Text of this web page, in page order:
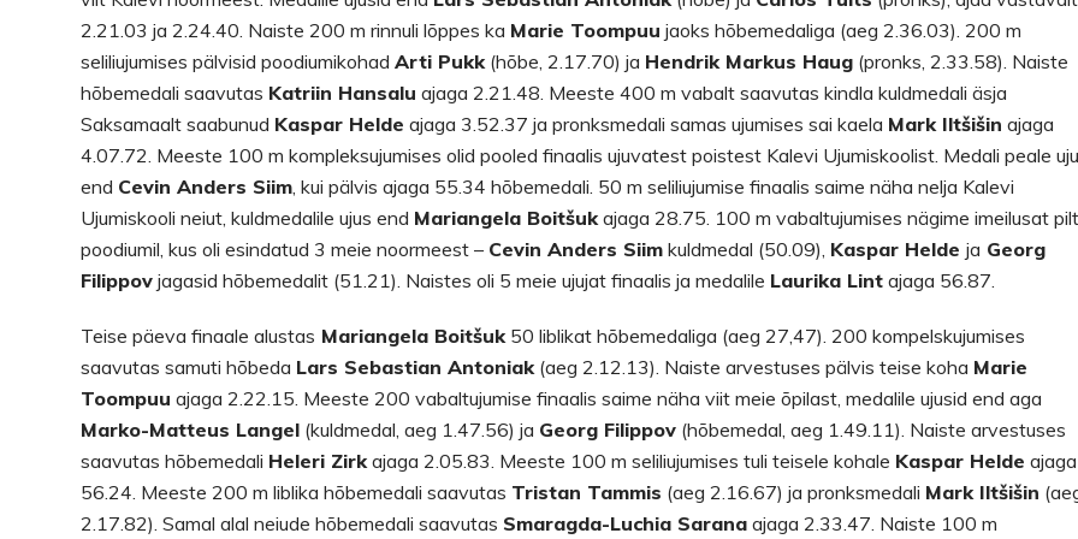
2.21.03 ja 2.24.40. Naiste 200 m rinnuli lõppes ka Marie Toompuu jaoks hõbemedaliga (aeg 2.36.03). 200 m
seliliujumises pälvisid poodiumikohadArti Pukk (hõbe, 2.17.70) ja Hendrik Markus Haug (pronks, 2.33.58). Naiste
hõbemedali saavutas Katriin Hansalu ajaga 2.21.48. Meeste 400 m vabalt saavutas kindla kuldmedali äsja
Saksamaalt saabunud Kaspar Helde ajaga 3.52.37 ja pronksmedali samas ujumises sai kaela Mark Iltšišin ajaga
4.07.72. Meeste 100 m kompleksujumises olid pooled finaalis ujuvatest poistest Kalevi Ujumiskoolist. Medali peale
end Cevin Anders Siim , kui pälvis ajaga 55.34 hõbemedali. 50 m seliliujumise finaalis saime näha nelja Kalevi
Ujumiskooli neiut, kuldmedalile ujus end Mariangela Boitšuk ajaga 28.75. 100 m vabaltujumises nägime imeilusat
poodiumil, kus oli esindatud 3 meie noormeest – Cevin Anders Siim kuldmedal (50.09), Kaspar Heldeja Georg
Filippov jagasid hõbemedalit (51.21). Naistes oli 5 meie ujujat finaalis ja medalile Laurika Lint ajaga 56.87.
Teise päeva finaale alustas Mariangela Boitšuk 50 liblikat hõbemedaliga (aeg 27,47). 200 kompelskujumises
saavutas samuti hõbeda Lars Sebastian Antoniak (aeg 2.12.13). Naiste arvestuses pälvis teise koha Marie
Toompuu ajaga 2.22.15. Meeste 200 vabaltujumise finaalis saime näha viit meie õpilast, medalile ujusid end aga
Marko-Matteus Langel (kuldmedal, aeg 1.47.56) ja Georg Filippov (hõbemedal, aeg 1.49.11). Naiste arvestuses
saavutas hõbemedali Heleri Zirk ajaga 2.05.83. Meeste 100 m seliliujumises tuli teisele kohale Kaspar Helde ajaga
56.24. Meeste 200 m liblika hõbemedali saavutas Tristan Tammis (aeg 2.16.67) ja pronksmedali Mark Iltšišin
2.17.82). Samal alal neiude hõbemedali saavutas Smaragda-Luchia Sarana ajaga 2.33.47. Naiste 100 m